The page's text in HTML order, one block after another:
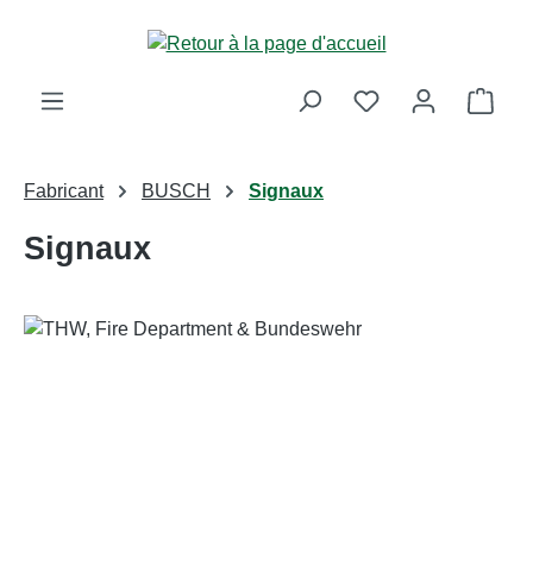
Passer au contenu principal
Le
Fabricant BUSCH Signaux
Signaux